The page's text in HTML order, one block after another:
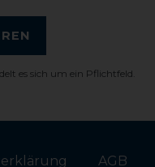
es sich um ein Pflichtfeld.
AGB